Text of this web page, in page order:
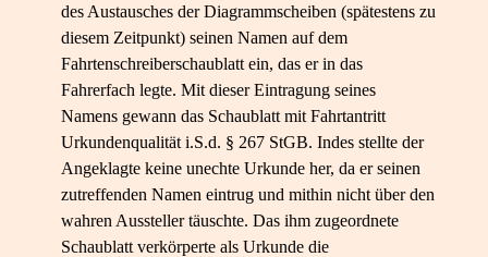
des Austausches der Diagrammscheiben (spätestens zu
diesem Zeitpunkt) seinen Namen auf dem
Fahrtenschreiberschaublatt ein, das er in das
Fahrerfach legte. Mit dieser Eintragung seines
Namens gewann das Schaublatt mit Fahrtantritt
Urkundenqualität i.S.d. § 267 StGB. Indes stellte der
Angeklagte keine unechte Urkunde her, da er seinen
zutreffenden Namen eintrug und mithin nicht über den
wahren Aussteller täuschte. Das ihm zugeordnete
Schaublatt verkörperte als Urkunde die